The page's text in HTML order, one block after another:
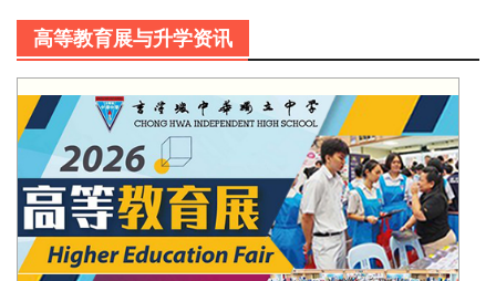
高等教育展与升学资讯